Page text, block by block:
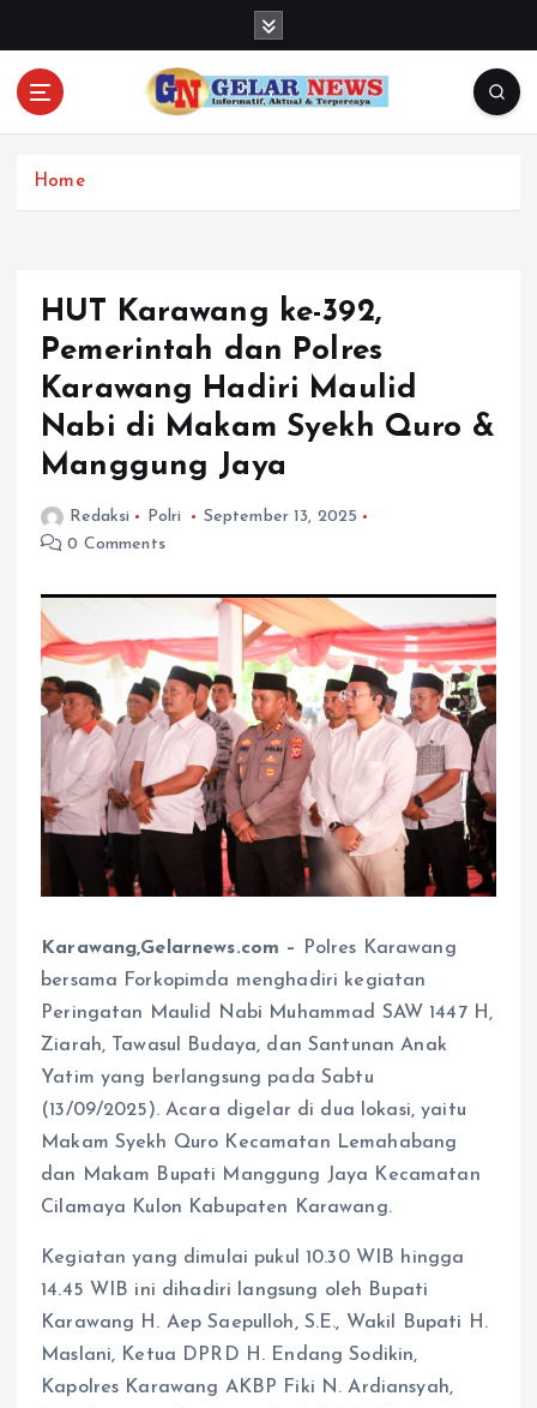
Home
HUT Karawang ke-392,
Pemerintah dan Polres
Karawang Hadiri Maulid
Nabi di Makam Syekh Quro &
Manggung Jaya
Redaksi Polri
September 13, 2025
0 Comments
Karawang,Gelarnews.com –
Polres Karawang
bersama Forkopimda menghadiri kegiatan
Peringatan Maulid Nabi Muhammad SAW 1447 H,
Ziarah, Tawasul Budaya, dan Santunan Anak
Yatim yang berlangsung pada Sabtu
(13/09/2025). Acara digelar di dua lokasi, yaitu
Makam Syekh Quro Kecamatan Lemahabang
dan Makam Bupati Manggung Jaya Kecamatan
Cilamaya Kulon Kabupaten Karawang.
Kegiatan yang dimulai pukul 10.30 WIB hingga
14.45 WIB ini dihadiri langsung oleh Bupati
Karawang H. Aep Saepulloh, S.E., Wakil Bupati H.
Maslani, Ketua DPRD H. Endang Sodikin,
Kapolres Karawang AKBP Fiki N. Ardiansyah,